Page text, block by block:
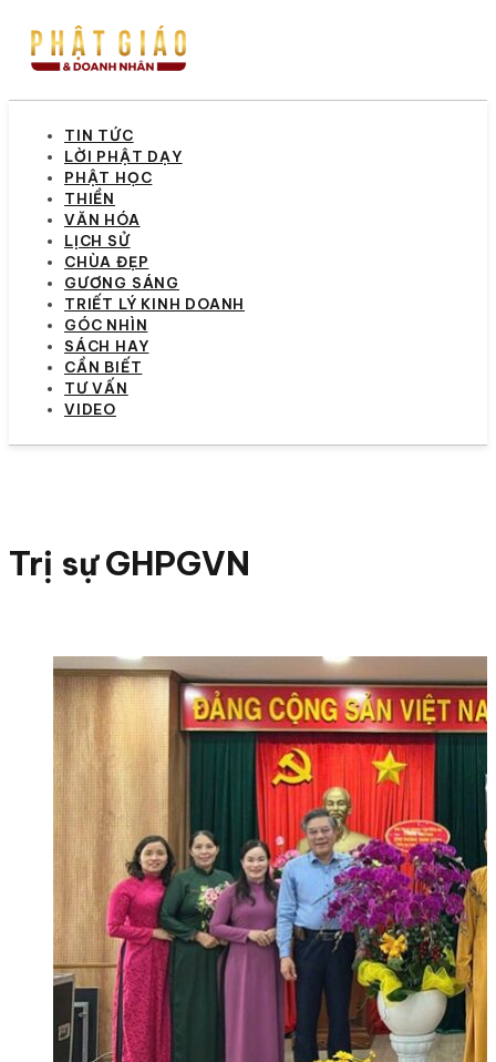
TIN TỨC
LỜI PHẬT DẠY
PHẬT HỌC
THIỀN
VĂN HÓA
LỊCH SỬ
CHÙA ĐẸP
GƯƠNG SÁNG
TRIẾT LÝ KINH DOANH
GÓC NHÌN
SÁCH HAY
CẦN BIẾT
TƯ VẤN
VIDEO
Trị sự GHPGVN